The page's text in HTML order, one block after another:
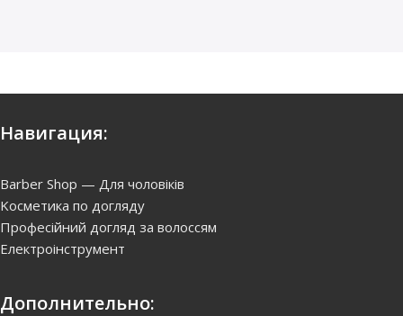
Краска оттеночная
Directions tangarine